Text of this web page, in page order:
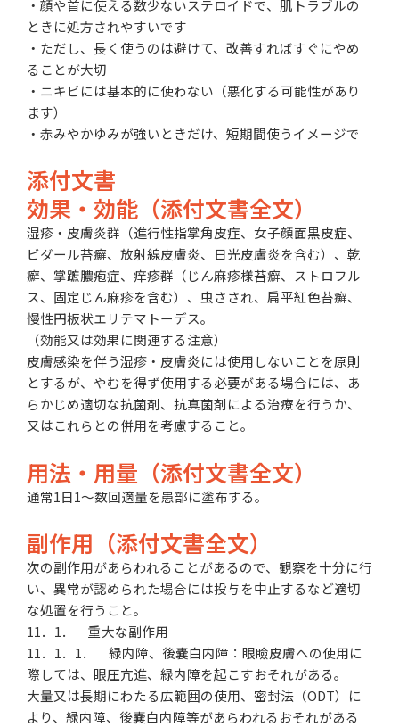
・顔や首に使える数少ないステロイドで、肌トラブルの
ときに処方されやすいです
・ただし、長く使うのは避けて、改善すればすぐにやめ
ることが大切
・ニキビには基本的に使わない（悪化する可能性があり
ます）
・赤みやかゆみが強いときだけ、短期間使うイメージで
添付文書
効果・効能（添付文書全文）
湿疹・皮膚炎群（進行性指掌角皮症、女子顔面黒皮症、
ビダール苔癬、放射線皮膚炎、日光皮膚炎を含む）、乾
癬、掌蹠膿疱症、痒疹群（じん麻疹様苔癬、ストロフル
ス、固定じん麻疹を含む）、虫さされ、扁平紅色苔癬、
慢性円板状エリテマトーデス。
（効能又は効果に関連する注意）
皮膚感染を伴う湿疹・皮膚炎には使用しないことを原則
とするが、やむを得ず使用する必要がある場合には、あ
らかじめ適切な抗菌剤、抗真菌剤による治療を行うか、
又はこれらとの併用を考慮すること。
用法・用量（添付文書全文）
通常1日1〜数回適量を患部に塗布する。
副作用（添付文書全文）
次の副作用があらわれることがあるので、観察を十分に行
い、異常が認められた場合には投与を中止するなど適切
な処置を行うこと。
11．1． 重大な副作用
11．1．1． 緑内障、後嚢白内障：眼瞼皮膚への使用に
際しては、眼圧亢進、緑内障を起こすおそれがある。
大量又は長期にわたる広範囲の使用、密封法（ODT）に
より、緑内障、後嚢白内障等があらわれるおそれがある